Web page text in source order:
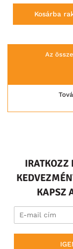
Kosárba
Az
IRATKOZZ
KAPSZ